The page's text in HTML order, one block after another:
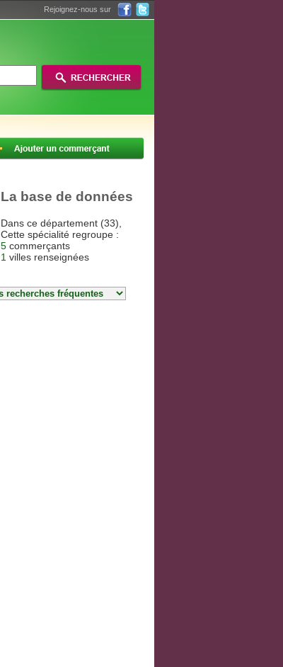
Rejoignez-nous sur
La base de données
Dans ce département (33),
Cette spécialité regroupe :
5 commerçants
1 villes renseignées